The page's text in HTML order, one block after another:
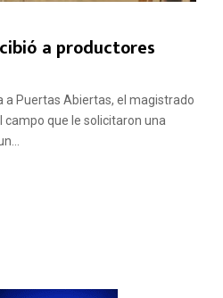
a productores
a Puertas Abiertas, el magistrado
campo que le solicitaron una